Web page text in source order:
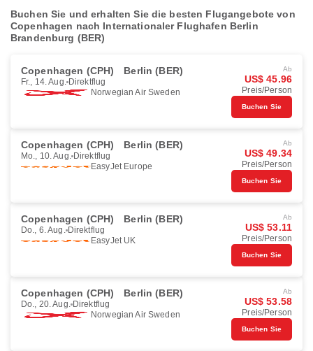
Buchen Sie und erhalten Sie die besten Flugangebote von
Copenhagen nach Internationaler Flughafen Berlin
Brandenburg (BER)
Copenhagen (CPH) Berlin (BER)
Fr., 14. Aug. Direktflug
Norwegian Air Sweden
Ab
US$ 45.96
Preis/Person
Buchen Sie
Copenhagen (CPH) Berlin (BER)
Mo., 10. Aug. Direktflug
EasyJet Europe
Ab
US$ 49.34
Preis/Person
Buchen Sie
Copenhagen (CPH) Berlin (BER)
Do., 6. Aug. Direktflug
EasyJet UK
Ab
US$ 53.11
Preis/Person
Buchen Sie
Copenhagen (CPH) Berlin (BER)
Do., 20. Aug. Direktflug
Norwegian Air Sweden
Ab
US$ 53.58
Preis/Person
Buchen Sie